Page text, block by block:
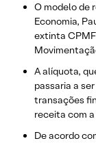
​O modelo de
Economia,
extinta
A alíquota,
passaria a
transações
receita com
De acordo